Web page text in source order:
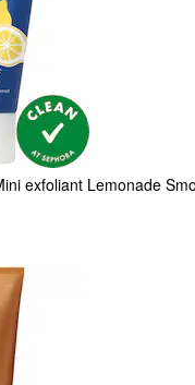
exfoliant Lemonade